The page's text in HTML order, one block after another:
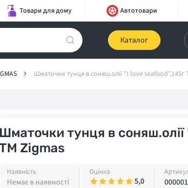
Товари для дому Автотовари
Каталог
Шматочки тунця в соняш.олії "I love
Шматочки тунця в
Zigmas
Наявність
Немає в наявності
Оцінка
5,0